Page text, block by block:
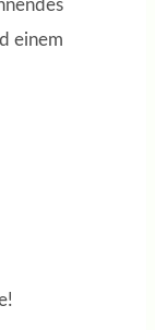
einem